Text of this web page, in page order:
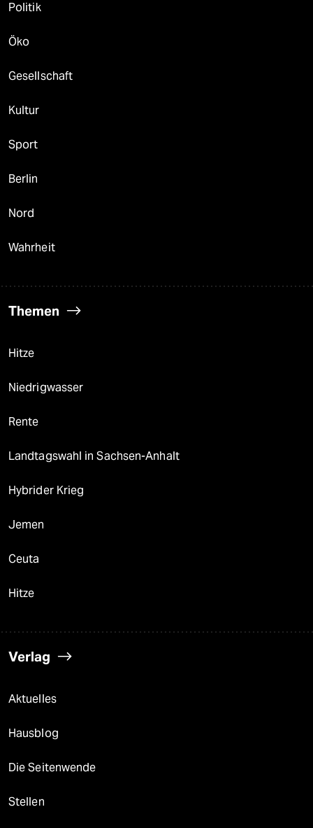
Politik
Öko
Gesellschaft
Kultur
Sport
Berlin
Nord
Wahrheit
Themen
Hitze
Niedrigwasser
Rente
Landtagswahl in Sachsen-Anhalt
Hybrider Krieg
Jemen
Ceuta
Hitze
Verlag
Aktuelles
Hausblog
Die Seitenwende
Stellen